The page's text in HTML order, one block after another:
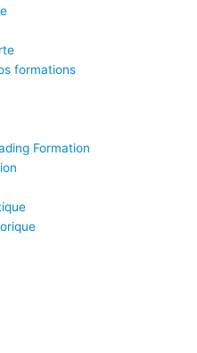
formations
Formation